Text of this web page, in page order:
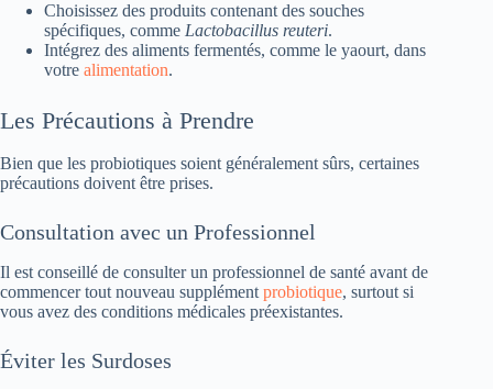
Choisissez des produits contenant des souches
spécifiques, comme Lactobacillus reuteri.
Intégrez des aliments fermentés, comme le yaourt, dans
votre alimentation.
Les Précautions à Prendre
Bien que les probiotiques soient généralement sûrs, certaines
précautions doivent être prises.
Consultation avec un Professionnel
Il est conseillé de consulter un professionnel de santé avant de
commencer tout nouveau supplément probiotique, surtout si
vous avez des conditions médicales préexistantes.
Éviter les Surdoses